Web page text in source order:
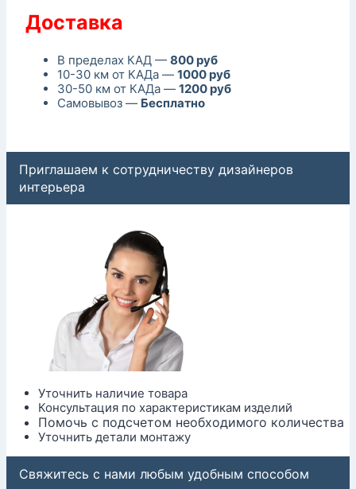
Доставка
В пределах КАД — 800 руб
10-30 км от КАДа — 1000 руб
30-50 км от КАДа — 1200 руб
Самовывоз — Бесплатно
Приглашаем к сотрудничеству дизайнеров
интерьера
Уточнить наличие товара
Консультация по характеристикам изделий
Помочь с подсчетом необходимого количества
Уточнить детали монтажу
Свяжитесь с нами любым удобным способом